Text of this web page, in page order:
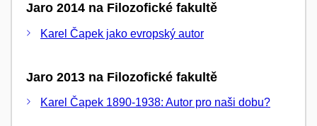
Jaro 2014 na Filozofické fakultě
Karel Čapek jako evropský autor
Jaro 2013 na Filozofické fakultě
Karel Čapek 1890-1938: Autor pro naši dobu?